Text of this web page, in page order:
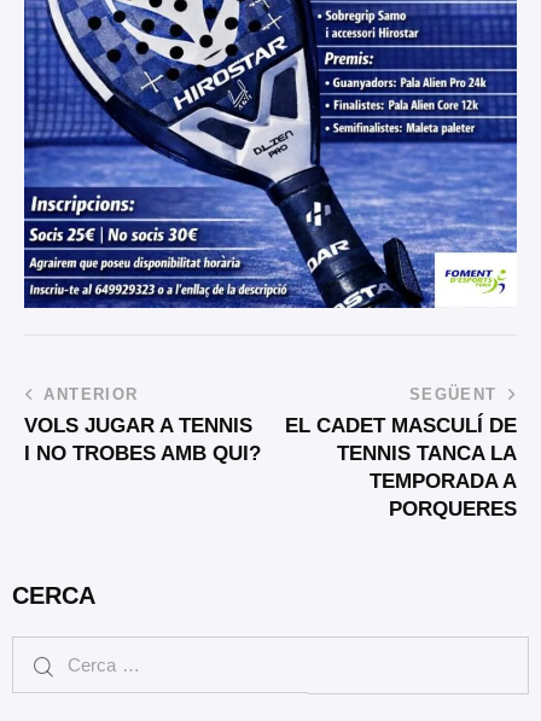
ANTERIOR
VOLS JUGAR A TENNIS
I NO TROBES AMB QUI?
SEGÜENT
EL CADET MASCULÍ DE
TENNIS TANCA LA
TEMPORADA A
PORQUERES
CERCA